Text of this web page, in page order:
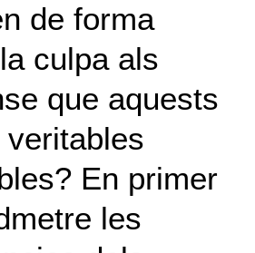
de forma
culpa als
que aquests
En primer
les